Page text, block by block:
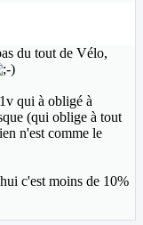
du tout de Vélo,
qui à obligé à
(qui oblige à tout
n'est comme le
c'est moins de 10%